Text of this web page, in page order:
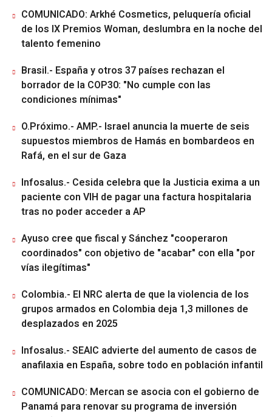
COMUNICADO: Arkhé Cosmetics, peluquería oficial
de los IX Premios Woman, deslumbra en la noche del
talento femenino
Brasil.- España y otros 37 países rechazan el
borrador de la COP30: "No cumple con las
condiciones mínimas"
O.Próximo.- AMP.- Israel anuncia la muerte de seis
supuestos miembros de Hamás en bombardeos en
Rafá, en el sur de Gaza
Infosalus.- Cesida celebra que la Justicia exima a un
paciente con VIH de pagar una factura hospitalaria
tras no poder acceder a AP
Ayuso cree que fiscal y Sánchez "cooperaron
coordinados" con objetivo de "acabar" con ella "por
vías ilegítimas"
Colombia.- El NRC alerta de que la violencia de los
grupos armados en Colombia deja 1,3 millones de
desplazados en 2025
Infosalus.- SEAIC advierte del aumento de casos de
anafilaxia en España, sobre todo en población infantil
COMUNICADO: Mercan se asocia con el gobierno de
Panamá para renovar su programa de inversión